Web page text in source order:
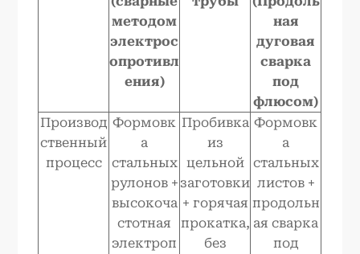
методом
электрос
опротивл
ения)
ная
дуговая
сварка
под
флюсом)
Производ
ственный
процесс
Формовк
а
стальных
рулонов +
высокоча
стотная
электроп
Пробивка
из
цельной
заготовки
+ горячая
прокатка,
без
Формовк
а
стальных
листов +
продольн
ая сварка
под